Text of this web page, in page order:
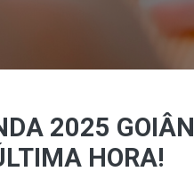
2025
HORA!